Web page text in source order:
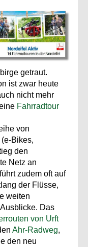
getraut.
ist zwar heute
nicht mehr
Fahrradtour
von
(e-Bikes,
den
Netz an
zudem oft auf
der Flüsse,
weiten
Das
von Urft
Ahr-Radweg,
den neu